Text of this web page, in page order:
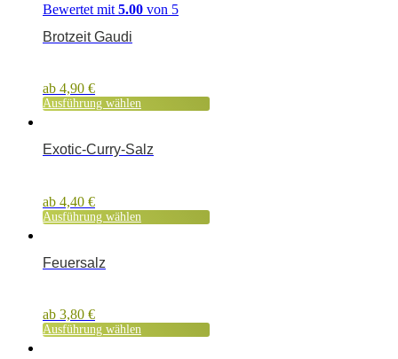
Bewertet mit 5.00 von 5
Brotzeit Gaudi
ab 4,90 €
Ausführung wählen
Exotic-Curry-Salz
ab 4,40 €
Ausführung wählen
Feuersalz
ab 3,80 €
Ausführung wählen